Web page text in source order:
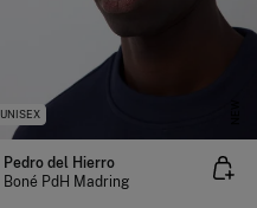
UNISEX
Pedro del Hierro
Boné PdH Madring